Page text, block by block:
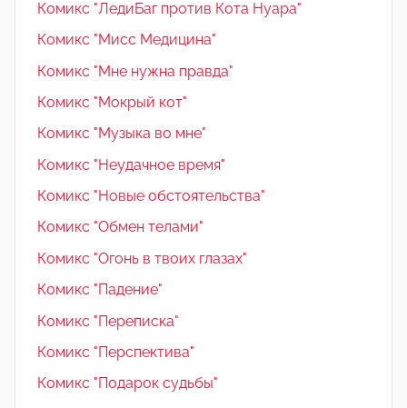
Комикс "ЛедиБаг против Кота Нуара"
Комикс "Мисс Медицина"
Комикс "Мне нужна правда"
Комикс "Мокрый кот"
Комикс "Музыка во мне"
Комикс "Неудачное время"
Комикс "Новые обстоятельства"
Комикс "Обмен телами"
Комикс "Огонь в твоих глазах"
Комикс "Падение"
Комикс "Переписка"
Комикс "Перспектива"
Комикс "Подарок судьбы"